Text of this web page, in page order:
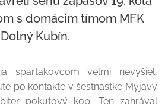
s domácim tímom MFK
Dolný Kubín.
spartakovcom veľmi nevyšiel,
po kontakte v šestnástke Myjavy
pokutový kop. Ten zahrával